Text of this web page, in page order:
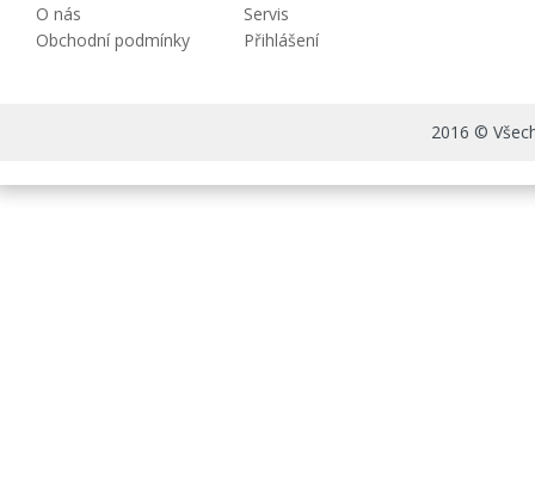
O nás
Obchodní podmínky
Servis
Přihlášení
2016 ©